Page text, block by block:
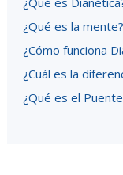
¿Qué es la mente?
¿Cómo funciona
¿Cuál es la
¿Qué es el